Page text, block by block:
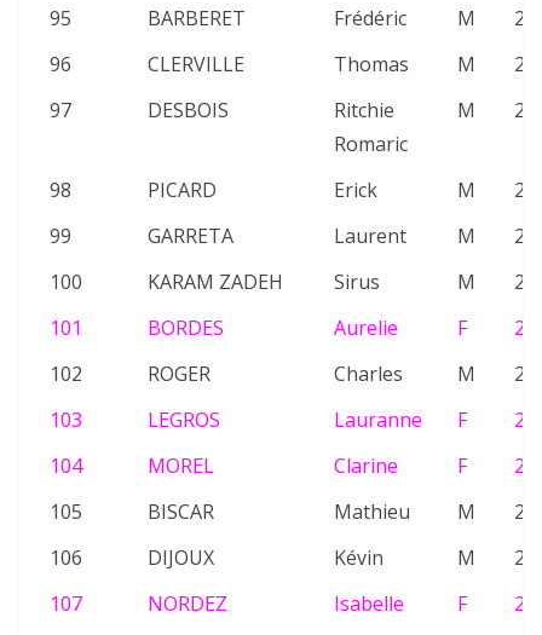
95 BARBERET Frédéric M
96
CLERVILLE Thomas M
97
DESBOIS
Ritchie
Romaric
M
98 PICARD Erick M
99
GARRETA Laurent M
100
KARAM ZADEH Sirus M
101
BORDES Aurelie F
102
ROGER Charles M
103
LEGROS Lauranne F
104
MOREL Clarine F
105
BISCAR Mathieu M
106
DIJOUX Kévin M
107
NORDEZ Isabelle F